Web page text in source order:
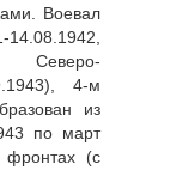
Воевал
Северо-
4-м
из
по март
фронтах (с